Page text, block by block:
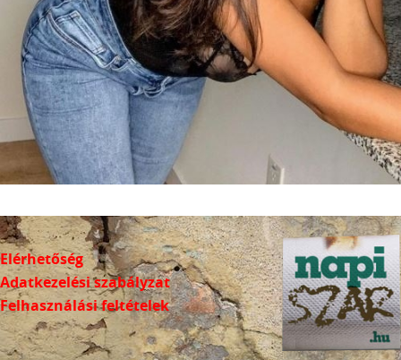
Elérhetőség
Adatkezelési szabályzat
Felhasználási feltételek